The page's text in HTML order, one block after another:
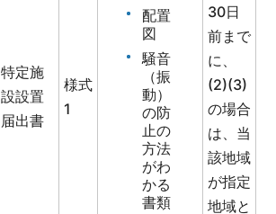
特定施
設設置
届出書
様式
1
配置
図
騒音
（振
動）
の防
止の
方法
がわ
かる
書類
30日
前まで
に、
(2)(3)
の場合
は、当
該地域
が指定
地域と